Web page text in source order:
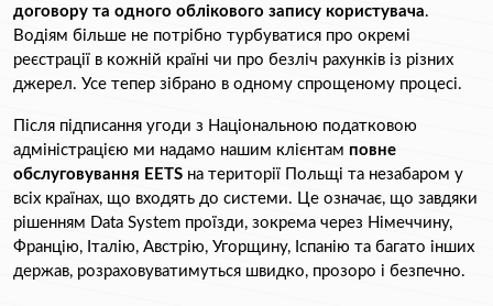
договору та одного облікового запису користувача.
Водіям більше не потрібно турбуватися про окремі
реєстрації в кожній країні чи про безліч рахунків із різних
джерел. Усе тепер зібрано в одному спрощеному процесі.
Після підписання угоди з Національною податковою
адміністрацією ми надамо нашим клієнтам повне
обслуговування EETS на території Польщі та незабаром у
всіх країнах, що входять до системи. Це означає, що завдяки
рішенням Data System проїзди, зокрема через Німеччину,
Францію, Італію, Австрію, Угорщину, Іспанію та багато інших
держав, розраховуватимуться швидко, прозоро і безпечно.